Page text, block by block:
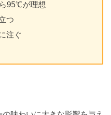
95℃が理想
つ
注ぐ